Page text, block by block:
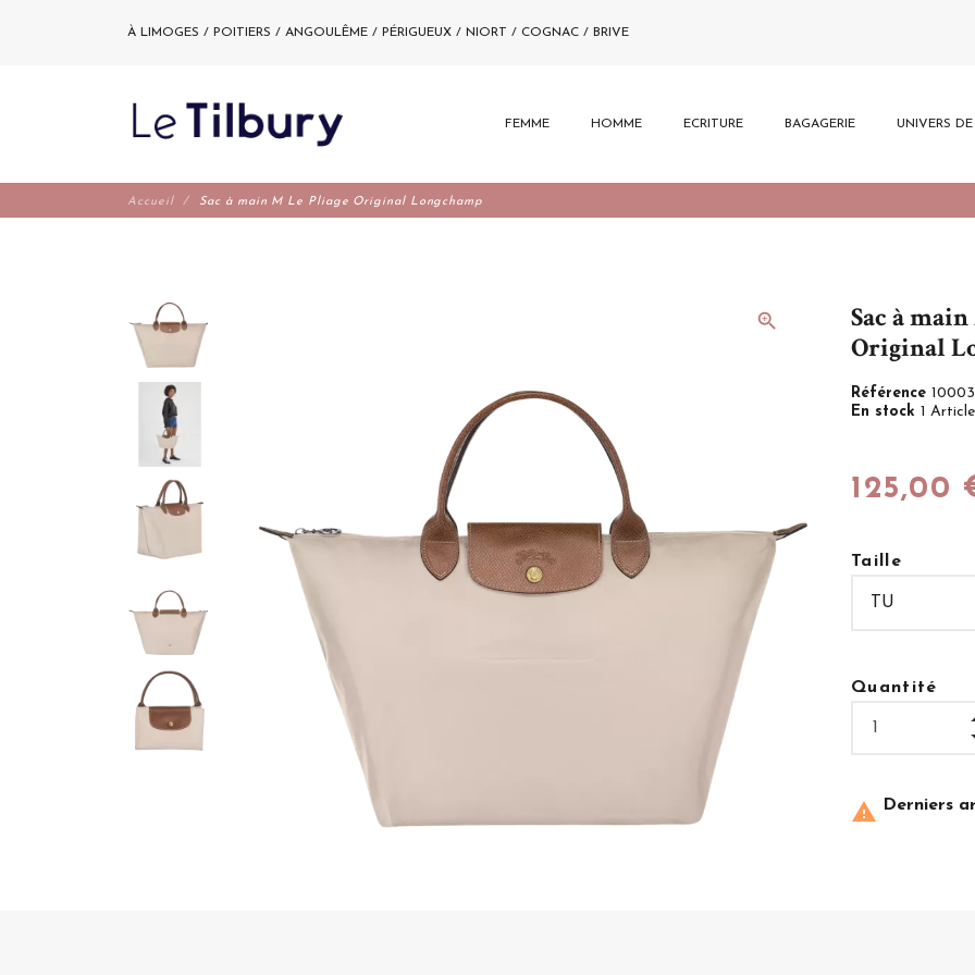
À LIMOGES / POITIERS / ANGOULÊME / PÉRIGUEUX / NIORT / COGNAC / BRIVE
FEMME HOMME ECRITURE BAGAGERIE UNIVERS
Accueil Sac à main M Le Pliage Original Longchamp
zoom_in
Sac à
Original
Référence
En stock 1 Article
125,00
Taille
Quantité
 Derniers